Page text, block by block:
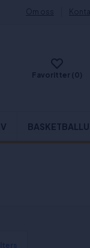
Om oss
Favoritter (0)